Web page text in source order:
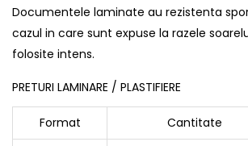
Documentele laminate au rezistenta
cazul in care sunt expuse la razele
folosite intens.
PRETURI LAMINARE / PLASTIFIERE
Format Cantitate